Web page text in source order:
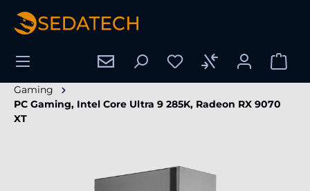
principal
Gaming
PC Gaming, Intel Core Ultra 9 285K, Radeon RX 9070
XT